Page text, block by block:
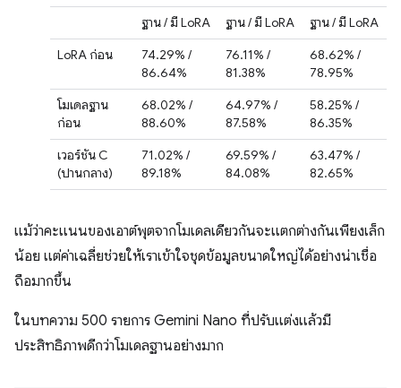
ฐาน / มี LoRA
ฐาน / มี LoRA
ฐาน / มี LoRA
LoRA ก่อน
74.29% /
86.64%
76.11% /
81.38%
68.62% /
78.95%
โมเดลฐาน
ก่อน
68.02% /
88.60%
64.97% /
87.58%
58.25% /
86.35%
เวอร์ชัน C
(ปานกลาง)
71.02% /
89.18%
69.59% /
84.08%
63.47% /
82.65%
แม้ว่าคะแนนของเอาต์พุตจากโมเดลเดียวกันจะแตกต่างกันเพียงเล็ก
น้อย แต่ค่าเฉลี่ยช่วยให้เราเข้าใจชุดข้อมูลขนาดใหญ่ได้อย่างน่าเชื่อ
ถือมากขึ้น
ในบทความ 500 รายการ Gemini Nano ที่ปรับแต่งแล้วมี
ประสิทธิภาพดีกว่าโมเดลฐานอย่างมาก